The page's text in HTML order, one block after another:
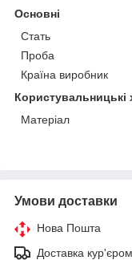
Основні
Стать
Проба
Країна виробник
Користувальницькі
Матеріал
Умови доставки
Нова Пошта
Доставка кур'єром